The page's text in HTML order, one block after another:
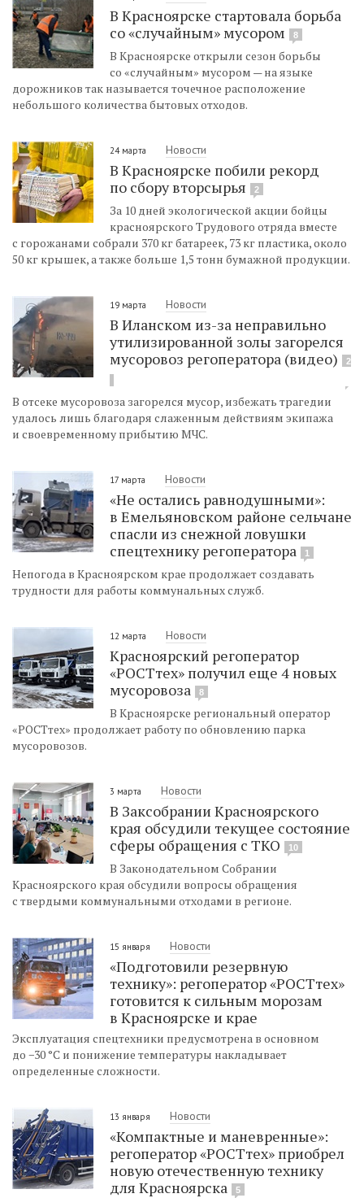
В Красноярске стартовала борьба
со «случайным» мусором
8
В Красноярске открыли сезон борьбы
со «случайным» мусором — на языке
дорожников так называется точечное расположение
небольшого количества бытовых отходов.
24 марта Новости
В Красноярске побили рекорд
по сбору вторсырья
2
За 10 дней экологической акции бойцы
красноярского Трудового отряда вместе
с горожанами собрали 370 кг батареек, 73 кг пластика, около
50 кг крышек, а также больше 1,5 тонн бумажной продукции.
19 марта Новости
В Иланском из-за неправильно
утилизированной золы загорелся
мусоровоз регоператора (видео)
2
В отсеке мусоровоза загорелся мусор, избежать трагедии
удалось лишь благодаря слаженным действиям экипажа
и своевременному прибытию МЧС.
17 марта Новости
«Не остались равнодушными»:
в Емельяновском районе сельчане
спасли из снежной ловушки
спецтехнику регоператора
1
Непогода в Красноярском крае продолжает создавать
трудности для работы коммунальных служб.
12 марта Новости
Красноярский регоператор
«РОСТтех» получил еще 4 новых
мусоровоза
8
В Красноярске региональный оператор
«РОСТтех» продолжает работу по обновлению парка
мусоровозов.
3 марта Новости
В Заксобрании Красноярского
края обсудили текущее состояние
сферы обращения с ТКО
10
В Законодательном Собрании
Красноярского края обсудили вопросы обращения
с твердыми коммунальными отходами в регионе.
15 января Новости
«Подготовили резервную
технику»: регоператор «РОСТтех»
готовится к сильным морозам
в Красноярске и крае
Эксплуатация спецтехники предусмотрена в основном
до −30 °C и понижение температуры накладывает
определенные сложности.
13 января Новости
«Компактные и маневренные»:
регоператор «РОСТтех» приобрел
новую отечественную технику
для Красноярска
5